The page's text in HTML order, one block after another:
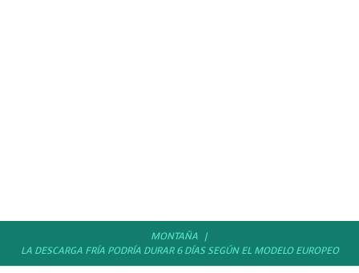
MONTAÑA
LA DESCARGA FRÍA PODRÍA DURAR 6 DÍAS SEGÚN EL MODELO EUROPEO